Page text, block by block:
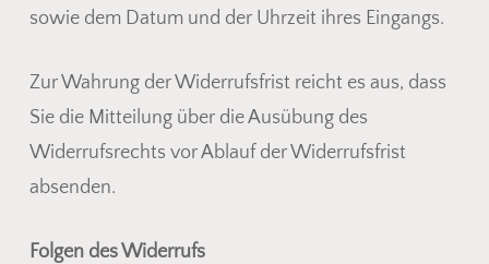
sowie dem Datum und der Uhrzeit ihres Eingangs.
Zur Wahrung der Widerrufsfrist reicht es aus, dass
Sie die Mitteilung über die Ausübung des
Widerrufsrechts vor Ablauf der Widerrufsfrist
absenden.
Folgen des Widerrufs